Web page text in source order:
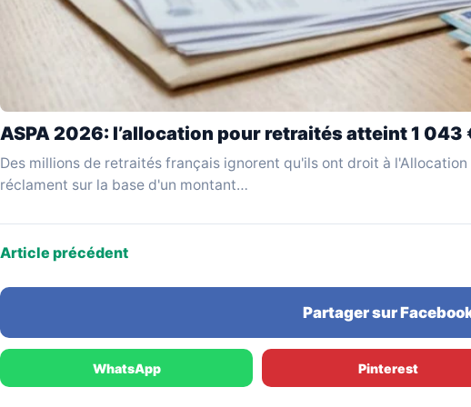
ASPA 2026: l’allocation pour retraités atteint 1 043
Des millions de retraités français ignorent qu'ils ont droit à
réclament sur la base d'un montant…
Article précédent
Partager sur
WhatsApp Pinterest